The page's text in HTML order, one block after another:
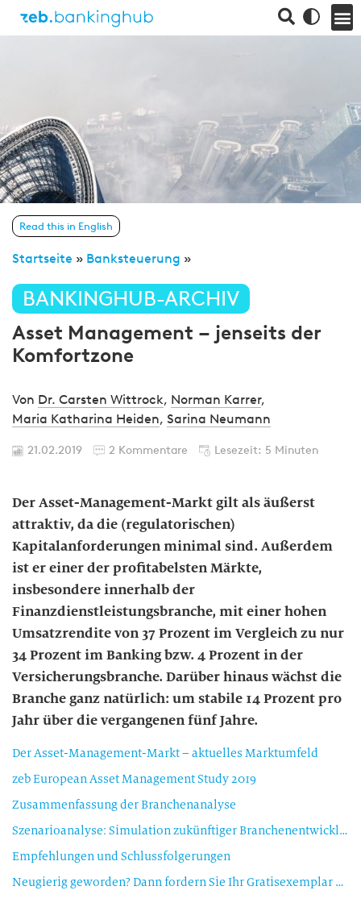
Read this in English
Startseite » Banksteuerung »
BANKINGHUB-ARCHIV
Asset Management – jenseits der
Komfortzone
Von Dr. Carsten Wittrock, Norman Karrer,
Maria Katharina Heiden, Sarina Neumann
21.02.2019 2 Kommentare Lesezeit: 5 Minuten
Der Asset-Management-Markt gilt als äußerst
attraktiv, da die (regulatorischen)
Kapitalanforderungen minimal sind. Außerdem
ist er einer der profitabelsten Märkte,
insbesondere innerhalb der
Finanzdienstleistungsbranche, mit einer hohen
Umsatzrendite von 37 Prozent im Vergleich zu nur
34 Prozent im Banking bzw. 4 Prozent in der
Versicherungsbranche. Darüber hinaus wächst die
Branche ganz natürlich: um stabile 14 Prozent pro
Jahr über die vergangenen fünf Jahre.
Der Asset-Management-Markt – aktuelles Marktumfeld
zeb European Asset Management Study 2019
Zusammenfassung der Branchenanalyse
Szenarioanalyse: Simulation zukünftiger Branchenentwicklungen
Empfehlungen und Schlussfolgerungen
Neugierig geworden? Dann fordern Sie Ihr Gratisexemplar der zeb European Asset Management Study 2019 hier an oder wenden Sie sich für individuelle Gespräche direkt an uns.